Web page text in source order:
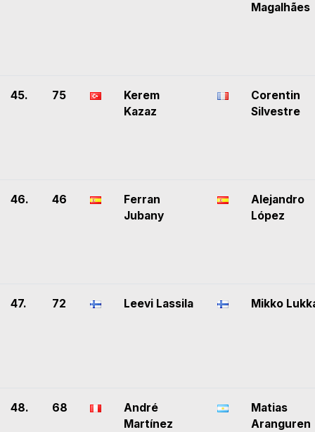
Magalhães
45. 75
Kerem
Kazaz
Corentin
Silvestre
46. 46
Ferran
Jubany
Alejandro
López
47. 72 Leevi Lassila Mikko
48. 68
André
Martínez
Matias
Aranguren